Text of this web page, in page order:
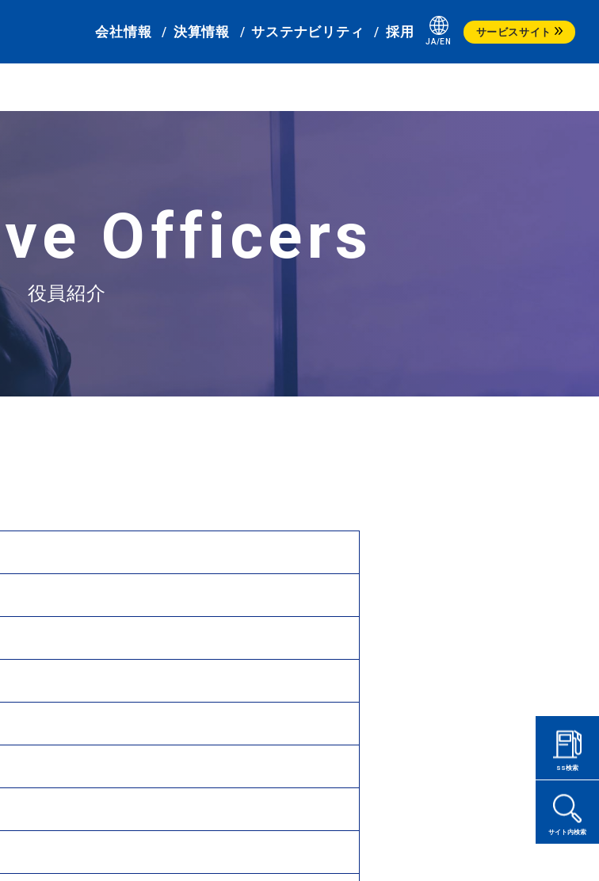
会社情報 決算情報 サステナビリティ 採用 サービスサイト
Officers
役員紹介
カーケアサポート・製品